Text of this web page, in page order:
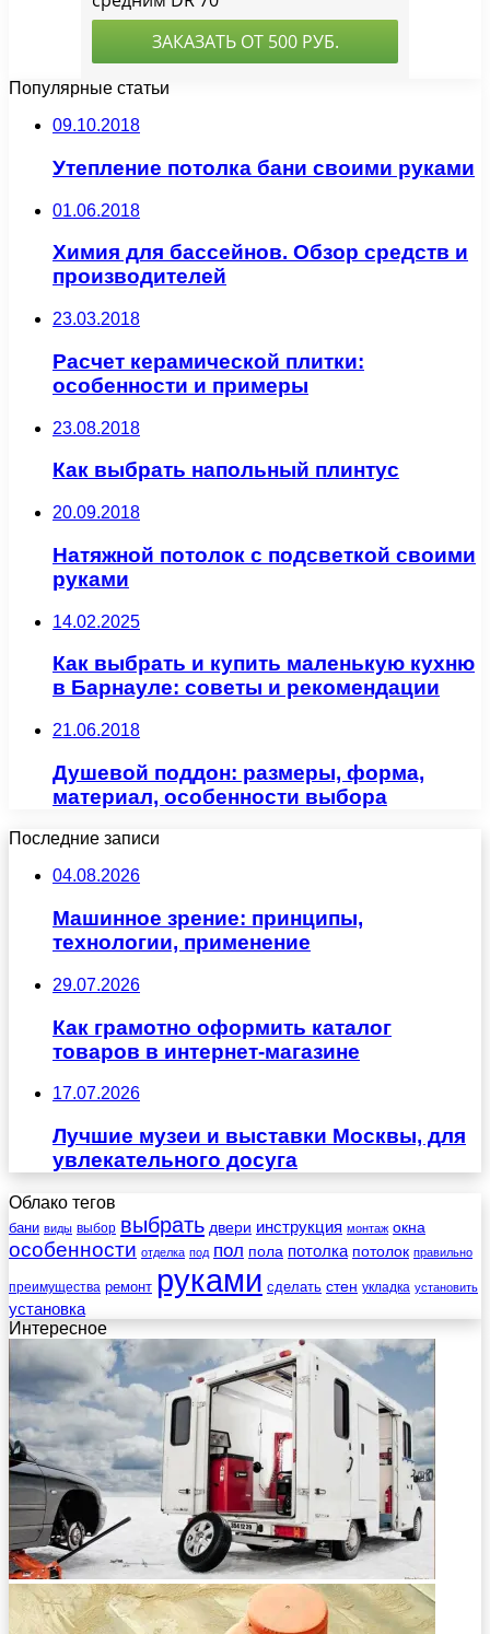
Популярные статьи
09.10.2018
Утепление потолка бани своими руками
01.06.2018
Химия для бассейнов. Обзор средств и
производителей
23.03.2018
Расчет керамической плитки:
особенности и примеры
23.08.2018
Как выбрать напольный плинтус
20.09.2018
Натяжной потолок с подсветкой своими
руками
14.02.2025
Как выбрать и купить маленькую кухню
в Барнауле: советы и рекомендации
21.06.2018
Душевой поддон: размеры, форма,
материал, особенности выбора
Последние записи
04.08.2026
Машинное зрение: принципы,
технологии, применение
29.07.2026
Как грамотно оформить каталог
товаров в интернет-магазине
17.07.2026
Лучшие музеи и выставки Москвы, для
увлекательного досуга
Облако тегов
бани виды выбор выбрать двери инструкция монтаж окна
особенности отделка под пол пола потолка потолок правильно
преимущества ремонт руками сделать стен укладка установить
установка
Интересное